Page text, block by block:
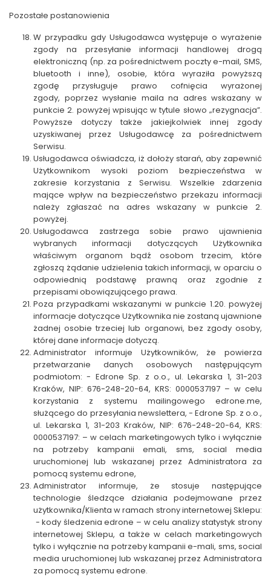
Pozostałe postanowienia
W przypadku gdy Usługodawca występuje o wyrażenie
zgody na przesyłanie informacji handlowej drogą
elektroniczną (np. za pośrednictwem poczty e-mail, SMS,
bluetooth i inne), osobie, która wyraziła powyższą
zgodę przysługuje prawo cofnięcia wyrażonej
zgody, poprzez wysłanie maila na adres wskazany w
punkcie 2. powyżej wpisując w tytule słowo „rezygnacja”.
Powyższe dotyczy także jakiejkolwiek innej zgody
uzyskiwanej przez Usługodawcę za pośrednictwem
Serwisu.
Usługodawca oświadcza, iż dołoży starań, aby zapewnić
Użytkownikom wysoki poziom bezpieczeństwa w
zakresie korzystania z Serwisu. Wszelkie zdarzenia
mające wpływ na bezpieczeństwo przekazu informacji
należy zgłaszać na adres wskazany w punkcie 2.
powyżej.
Usługodawca zastrzega sobie prawo ujawnienia
wybranych informacji dotyczących Użytkownika
właściwym organom bądź osobom trzecim, które
zgłoszą żądanie udzielenia takich informacji, w oparciu o
odpowiednią podstawę prawną oraz zgodnie z
przepisami obowiązującego prawa.
Poza przypadkami wskazanymi w punkcie 1.20. powyżej
informacje dotyczące Użytkownika nie zostaną ujawnione
żadnej osobie trzeciej lub organowi, bez zgody osoby,
której dane informacje dotyczą.
Administrator informuje Użytkowników, że powierza
przetwarzanie danych osobowych następującym
podmiotom: - Edrone Sp. z o.o., ul. Lekarska 1, 31-203
Kraków, NIP: 676-248-20-64, KRS: 0000537197 – w celu
korzystania z systemu mailingowego edrone.me,
służącego do przesyłania newslettera, - Edrone Sp. z o.o.,
ul. Lekarska 1, 31-203 Kraków, NIP: 676-248-20-64, KRS:
0000537197: – w celach marketingowych tylko i wyłącznie
na potrzeby kampanii emali, sms, social media
uruchomionej lub wskazanej przez Administratora za
pomocą systemu edrone,
Administrator informuje, że stosuje następujące
technologie śledzące działania podejmowane przez
użytkownika/Klienta w ramach strony internetowej Sklepu:
​ - kody śledzenia edrone – w celu analizy statystyk strony
internetowej Sklepu, a także w celach marketingowych
tylko i wyłącznie na potrzeby kampanii e-mali, sms, social
media uruchomionej lub wskazanej przez Administratora
za pomocą systemu edrone.